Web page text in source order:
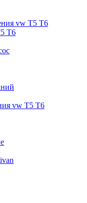
vw T5 T6
T6
vw T5 T6